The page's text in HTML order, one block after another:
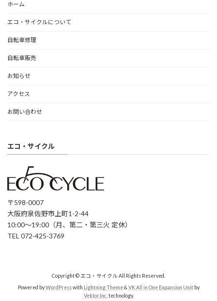
ホーム
エコ・サイクルについて
自転車修理
自転車販売
お知らせ
アクセス
お問い合わせ
エコ・サイクル
〒598-0007
大阪府泉佐野市上町1-2-44
10:00〜19:00（月、第二・第三火 定休）
TEL 072-425-3769
Copyright © エコ・サイクル All Rights Reserved.
Powered byWordPresswith Lightning Theme& VK All in One Expansion Unitby
Vektor,Inc. technology.